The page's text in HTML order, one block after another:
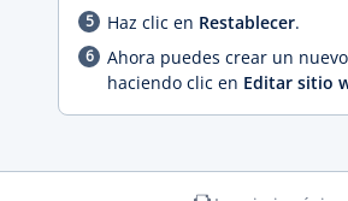
Haz clic en Restablecer.
Ahora puedes crear un
haciendo clic en Editar sitio